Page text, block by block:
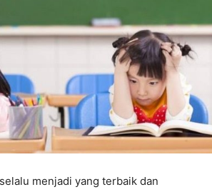
menjadi yang terbaik dan